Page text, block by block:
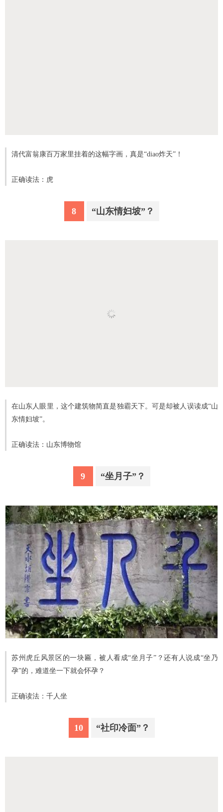
清代富翁康百万家里挂着的这幅字画，真是“diao炸天”！
正确读法：虎
8 “山东情妇坡”？
在山东人眼里，这个建筑物简直是独霸天下。可是却被人误读成“山
东情妇坡”。
正确读法：山东博物馆
9 “坐月子”？
苏州虎丘风景区的一块匾，被人看成“坐月子”？还有人说成“坐乃
孕”的，难道坐一下就会怀孕？
正确读法：千人坐
10 “社印冷面”？